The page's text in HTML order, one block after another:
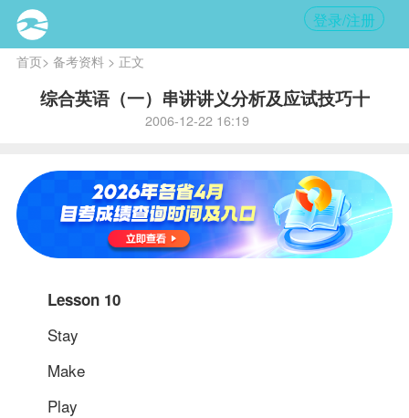
登录/注册
首页> 备考资料> 正文
综合英语（一）串讲讲义分析及应试技巧十
2006-12-22 16:19
Lesson 10
Stay
Make
Play